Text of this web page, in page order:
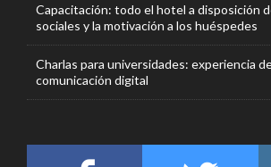
Capacitación: todo el hotel a disposición
sociales y la motivación a los huéspedes
Charlas para universidades: experiencia
comunicación digital